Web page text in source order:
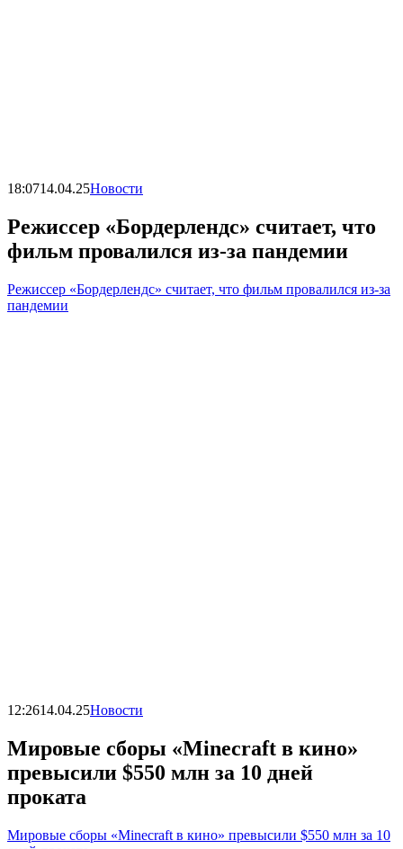
18:0714.04.25Новости
Режиссер «Бордерлендс» считает, что
фильм провалился из-за пандемии
Режиссер «Бордерлендс» считает, что фильм провалился из-за
пандемии
12:2614.04.25Новости
Мировые сборы «Minecraft в кино»
превысили $550 млн за 10 дней
проката
Мировые сборы «Minecraft в кино» превысили $550 млн за 10